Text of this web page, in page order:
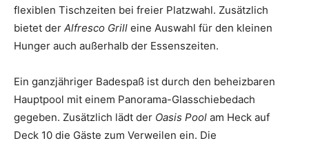
flexiblen Tischzeiten bei freier Platzwahl. Zusätzlich
bietet der Alfresco Grill eine Auswahl für den kleinen
Hunger auch außerhalb der Essenszeiten.
Ein ganzjähriger Badespaß ist durch den beheizbaren
Hauptpool mit einem Panorama-Glasschiebedach
gegeben. Zusätzlich lädt der Oasis Pool am Heck auf
Deck 10 die Gäste zum Verweilen ein. Die